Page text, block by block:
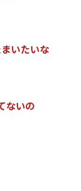
まいたいな
ないの